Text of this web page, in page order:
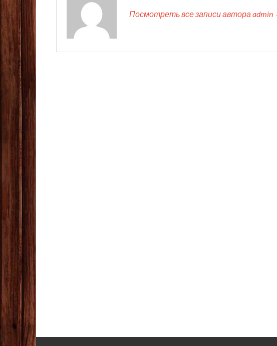
Посмотреть все записи автора admin